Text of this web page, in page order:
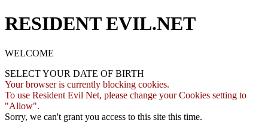
RESIDENT EVIL.NET
WELCOME
SELECT YOUR DATE OF BIRTH
Your browser is currently blocking cookies.
To use Resident Evil Net, please change your Cookies setting to
"Allow".
Sorry, we can't grant you access to this site this time.